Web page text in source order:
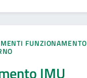
FUNZIONAMENTO
IMU